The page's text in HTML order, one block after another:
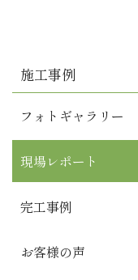
施工事例
フォトギャラリー
現場レポート
完工事例
お客様の声